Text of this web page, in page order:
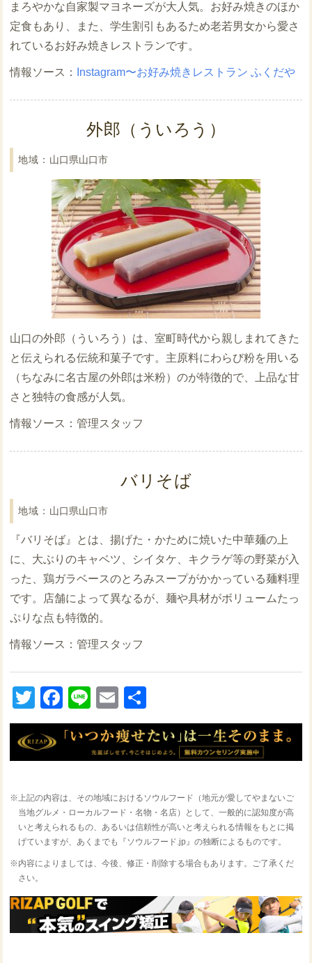
まろやかな自家製マヨネーズが大人気。お好み焼きのほか
定食もあり、また、学生割引もあるため老若男女から愛さ
れているお好み焼きレストランです。
Instagram〜お好み焼きレストラン ふくだや
外郎（ういろう）
山口県山口市
山口の外郎（ういろう）は、室町時代から親しまれてきた
と伝えられる伝統和菓子です。主原料にわらび粉を用いる
（ちなみに名古屋の外郎は米粉）のが特徴的で、上品な甘
さと独特の食感が人気。
管理スタッフ
バリそば
山口県山口市
『バリそば』とは、揚げた・かために焼いた中華麺の上
に、大ぶりのキャベツ、シイタケ、キクラゲ等の野菜が入
った、鶏ガラベースのとろみスープがかかっている麺料理
です。店舗によって異なるが、麺や具材がボリュームたっ
ぷりな点も特徴的。
管理スタッフ
TwitterFacebook
LineEmail
有
※上記の内容は、その地域におけるソウルフード（地元が愛してやまないご
当地グルメ・ローカルフード・名物・名店）として、一般的に認知度が高
いと考えられるもの、あるいは信頼性が高いと考えられる情報をもとに掲
げていますが、あくまでも『ソウルフード.jp』の独断によるものです。
※内容によりましては、今後、修正・削除する場合もあります。ご了承くだ
さい。